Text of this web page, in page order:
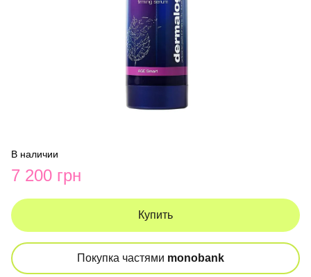
В наличии
7 200 грн
Купить
Покупка частями monobank